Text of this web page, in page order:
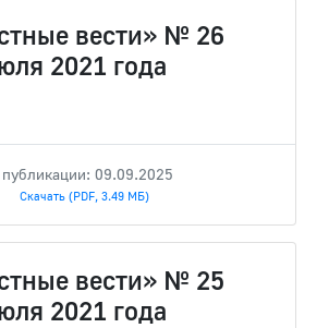
вести» № 26
2021 года
публикации: 09.09.2025
Скачать (PDF, 3.49 МБ)
вести» № 25
2021 года